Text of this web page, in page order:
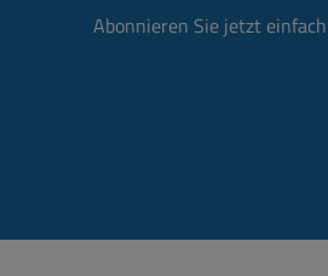
Abonnieren Sie jetzt